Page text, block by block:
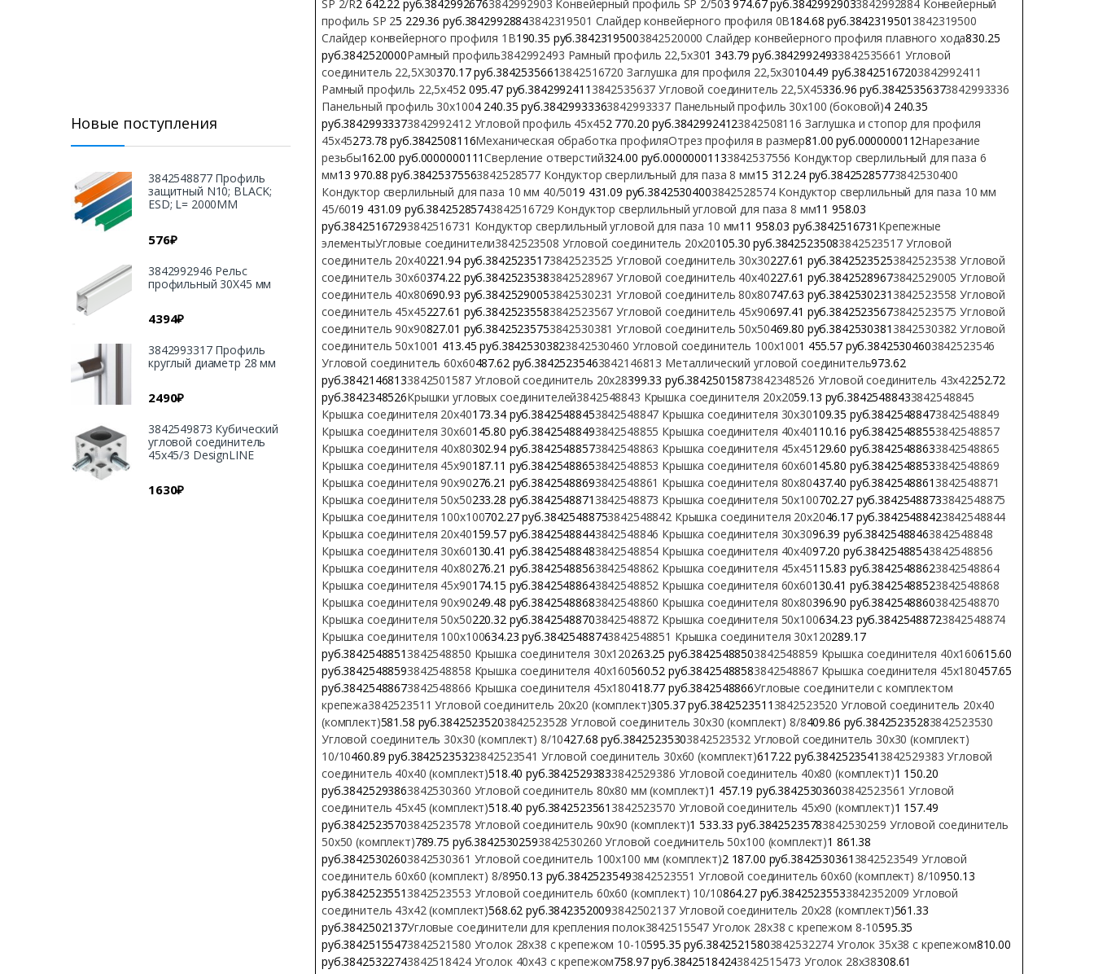
SP 2/R2 642.22 руб.38429926763842992903 Конвейерный профиль SP 2/503 974.67 руб.38429929033842992884 Конвейерный
профиль SP 25 229.36 руб.38429928843842319501 Слайдер конвейерного профиля 0B184.68 руб.3842319501 3842319500
Слайдер конвейерного профиля 1B190.35 руб.38423195003842520000 Слайдер конвейерного профиля плавного хода830.25
руб.3842520000Рамный профиль3842992493 Рамный профиль 22,5х301 343.79 руб.38429924933842535661 Угловой
соединитель 22,5X30370.17 руб.38425356613842516720 Заглушка для профиля 22,5х30104.49 руб.38425167203842992411
Рамный профиль 22,5х452 095.47 руб.3842992411 3842535637 Угловой соединитель 22,5X45336.96 руб.38425356373842993336
Панельный профиль 30х1004 240.35 руб.38429933363842993337 Панельный профиль 30х100 (боковой)4 240.35
руб.38429933373842992412 Угловой профиль 45х452 770.20 руб.38429924123842508116 Заглушка и стопор для профиля
45х45273.78 руб.3842508116Механическая обработка профиляОтрез профиля в размер81.00 руб.0000000112Нарезание
резьбы162.00 руб.0000000111Сверление отверстий324.00 руб.00000001133842537556 Кондуктор сверлильный для паза 6
мм13 970.88 руб.38425375563842528577 Кондуктор сверлильный для паза 8 мм15 312.24 руб.38425285773842530400
Кондуктор сверлильный для паза 10 мм 40/5019 431.09 руб.38425304003842528574 Кондуктор сверлильный для паза 10 мм
45/6019 431.09 руб.38425285743842516729 Кондуктор сверлильный угловой для паза 8 мм11 958.03
руб.38425167293842516731 Кондуктор сверлильный угловой для паза 10 мм11 958.03 руб.3842516731 Крепежные
элементыУгловые соединители3842523508 Угловой соединитель 20х20105.30 руб.38425235083842523517 Угловой
соединитель 20х40221.94 руб.38425235173842523525 Угловой соединитель 30х30227.61 руб.38425235253842523538 Угловой
соединитель 30х60374.22 руб.38425235383842528967 Угловой соединитель 40х40227.61 руб.38425289673842529005 Угловой
соединитель 40х80690.93 руб.38425290053842530231 Угловой соединитель 80х80747.63 руб.3842530231 3842523558 Угловой
соединитель 45х45227.61 руб.38425235583842523567 Угловой соединитель 45х90697.41 руб.38425235673842523575 Угловой
соединитель 90х90827.01 руб.38425235753842530381 Угловой соединитель 50х50469.80 руб.3842530381 3842530382 Угловой
соединитель 50х1001 413.45 руб.38425303823842530460 Угловой соединитель 100х1001 455.57 руб.38425304603842523546
Угловой соединитель 60х60487.62 руб.38425235463842146813 Металлический угловой соединитель973.62
руб.38421468133842501587 Угловой соединитель 20х28399.33 руб.38425015873842348526 Угловой соединитель 43х42252.72
руб.3842348526Крышки угловых соединителей3842548843 Крышка соединителя 20х2059.13 руб.38425488433842548845
Крышка соединителя 20х40173.34 руб.38425488453842548847 Крышка соединителя 30х30109.35 руб.38425488473842548849
Крышка соединителя 30х60145.80 руб.38425488493842548855 Крышка соединителя 40х40110.16 руб.38425488553842548857
Крышка соединителя 40х80302.94 руб.38425488573842548863 Крышка соединителя 45х45129.60 руб.38425488633842548865
Крышка соединителя 45х90187.11 руб.38425488653842548853 Крышка соединителя 60х60145.80 руб.38425488533842548869
Крышка соединителя 90х90276.21 руб.38425488693842548861 Крышка соединителя 80х80437.40 руб.3842548861 3842548871
Крышка соединителя 50х50233.28 руб.3842548871 3842548873 Крышка соединителя 50х100702.27 руб.38425488733842548875
Крышка соединителя 100х100702.27 руб.38425488753842548842 Крышка соединителя 20х2046.17 руб.38425488423842548844
Крышка соединителя 20х40159.57 руб.38425488443842548846 Крышка соединителя 30х3096.39 руб.38425488463842548848
Крышка соединителя 30х60130.41 руб.38425488483842548854 Крышка соединителя 40х4097.20 руб.38425488543842548856
Крышка соединителя 40х80276.21 руб.38425488563842548862 Крышка соединителя 45х45115.83 руб.38425488623842548864
Крышка соединителя 45х90174.15 руб.38425488643842548852 Крышка соединителя 60х60130.41 руб.38425488523842548868
Крышка соединителя 90х90249.48 руб.38425488683842548860 Крышка соединителя 80х80396.90 руб.38425488603842548870
Крышка соединителя 50х50220.32 руб.38425488703842548872 Крышка соединителя 50х100634.23 руб.38425488723842548874
Крышка соединителя 100х100634.23 руб.38425488743842548851 Крышка соединителя 30х120289.17
руб.3842548851 3842548850 Крышка соединителя 30х120263.25 руб.38425488503842548859 Крышка соединителя 40х160615.60
руб.38425488593842548858 Крышка соединителя 40х160560.52 руб.38425488583842548867 Крышка соединителя 45х180457.65
руб.38425488673842548866 Крышка соединителя 45х180418.77 руб.3842548866Угловые соединители с комплектом
крепежа3842523511 Угловой соединитель 20х20 (комплект)305.37 руб.3842523511 3842523520 Угловой соединитель 20х40
(комплект)581.58 руб.38425235203842523528 Угловой соединитель 30х30 (комплект) 8/8409.86 руб.38425235283842523530
Угловой соединитель 30х30 (комплект) 8/10427.68 руб.38425235303842523532 Угловой соединитель 30х30 (комплект)
10/10460.89 руб.38425235323842523541 Угловой соединитель 30х60 (комплект)617.22 руб.3842523541 3842529383 Угловой
соединитель 40х40 (комплект)518.40 руб.38425293833842529386 Угловой соединитель 40х80 (комплект)1 150.20
руб.38425293863842530360 Угловой соединитель 80х80 мм (комплект)1 457.19 руб.38425303603842523561 Угловой
соединитель 45х45 (комплект)518.40 руб.3842523561 3842523570 Угловой соединитель 45х90 (комплект)1 157.49
руб.38425235703842523578 Угловой соединитель 90х90 (комплект)1 533.33 руб.38425235783842530259 Угловой соединитель
50х50 (комплект)789.75 руб.38425302593842530260 Угловой соединитель 50х100 (комплект)1 861.38
руб.38425302603842530361 Угловой соединитель 100х100 мм (комплект)2 187.00 руб.3842530361 3842523549 Угловой
соединитель 60х60 (комплект) 8/8950.13 руб.38425235493842523551 Угловой соединитель 60х60 (комплект) 8/10950.13
руб.3842523551 3842523553 Угловой соединитель 60х60 (комплект) 10/10864.27 руб.38425235533842352009 Угловой
соединитель 43х42 (комплект)568.62 руб.38423520093842502137 Угловой соединитель 20х28 (комплект)561.33
руб.3842502137Угловые соединители для крепления полок3842515547 Уголок 28х38 с крепежом 8-10595.35
руб.38425155473842521580 Уголок 28х38 с крепежом 10-10595.35 руб.38425215803842532274 Уголок 35х38 с крепежом810.00
руб.38425322743842518424 Уголок 40х43 с крепежом758.97 руб.38425184243842515473 Уголок 28х38308.61
Новые поступления
3842548877 Профиль
защитный N10; BLACK;
ESD; L= 2000MM
576₽
3842992946 Рельс
профильный 30X45 мм
4394₽
3842993317 Профиль
круглый диаметр 28 мм
2490₽
3842549873 Кубический
угловой соединитель
45х45/3 DesignLINE
1630₽